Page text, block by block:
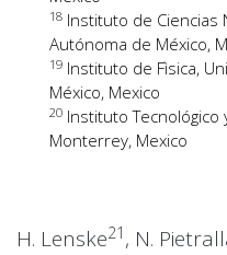
18 Instituto de Ciencias
Autónoma de México,
19 Instituto de Fìsica,
México, Mexico
20 Instituto
Monterrey, Mexico
H. Lenske21 , N.